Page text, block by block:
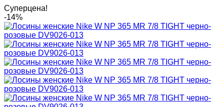
Суперцена!
-14%